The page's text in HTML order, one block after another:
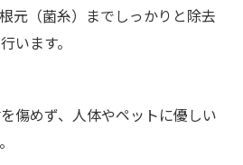
元（菌糸）までしっかりと除去
います。
傷めず、人体やペットに優しい